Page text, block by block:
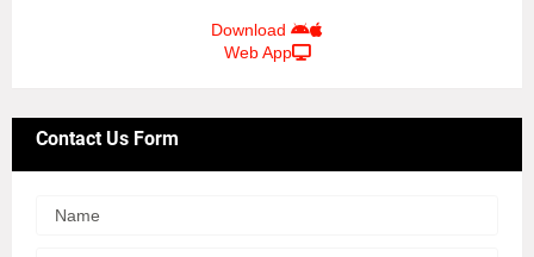
Download
Web App
Contact Us Form